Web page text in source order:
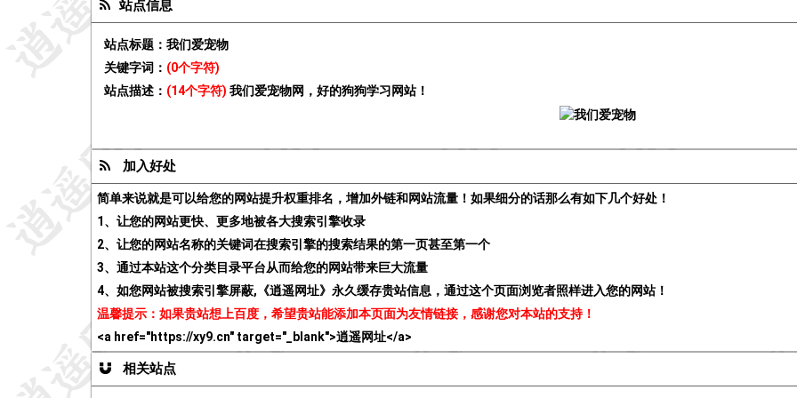
站点信息
站点标题： 我们爱宠物
关键字词： (0个字符)
站点描述： (14个字符) 我们爱宠物网，好的狗狗学习网站！
加入好处
简单来说就是可以给您的网站提升权重排名，增加外链和网站流量！如果细分的话那么有如下几个好处！
1、让您的网站更快、更多地被各大搜索引擎收录
2、让您的网站名称的关键词在搜索引擎的搜索结果的第一页甚至第一个
3、通过本站这个分类目录平台从而给您的网站带来巨大流量
4、如您网站被搜索引擎屏蔽,《逍遥网址》永久缓存贵站信息，通过这个页面浏览者照样进入您的网站！
温馨提示：如果贵站想上百度，希望贵站能添加本页面为友情链接，感谢您对本站的支持！
<a href="https://xy9.cn" target="_blank">逍遥网址</a>
相关站点